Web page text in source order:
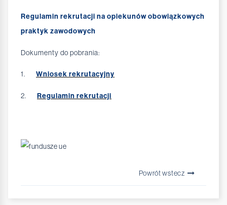
Regulamin rekrutacji na opiekunów obowiązkowych
praktyk zawodowych
Dokumenty do pobrania:
1. Wniosek rekrutacyjny
2. Regulamin rekrutacji
Powrót wstecz